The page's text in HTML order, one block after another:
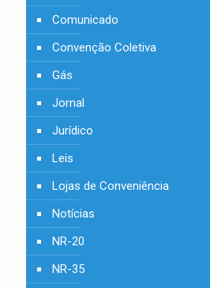
Comunicado
Convenção Coletiva
Gás
Jornal
Jurídico
Leis
Lojas de Conveniência
Notícias
NR-20
NR-35